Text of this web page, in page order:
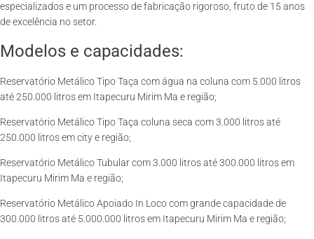
especializados e um processo de fabricação rigoroso, fruto de 15 anos
de excelência no setor.
Modelos e capacidades:
Reservatório Metálico Tipo Taça com água na coluna com 5.000 litros
até 250.000 litros em Itapecuru Mirim Ma e região;
Reservatório Metálico Tipo Taça coluna seca com 3.000 litros até
250.000 litros em city e região;
Reservatório Metálico Tubular com 3.000 litros até 300.000 litros em
Itapecuru Mirim Ma e região;
Reservatório Metálico Apoiado In Loco com grande capacidade de
300.000 litros até 5.000.000 litros em Itapecuru Mirim Ma e região;